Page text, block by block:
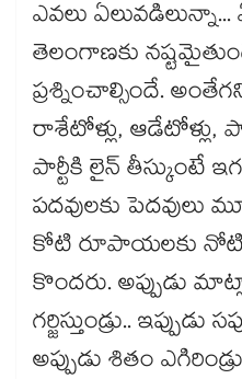
ఎవలు ఏలువడిలున్నా...
తెలంగాణకు
ప్రశ్నించాల్సిందే.
రాశేటోళ్లు, ఆడేటోళ్లు,
పార్టీకి లైన్ తీస్కుంటే ఇగ
పదవులకు పెదవులు
కోటి రూపాయలకు
కొందరు. అప్పుడు
గర్జిస్తుండ్రు.. ఇప్పుడు
అప్పుడు శితం